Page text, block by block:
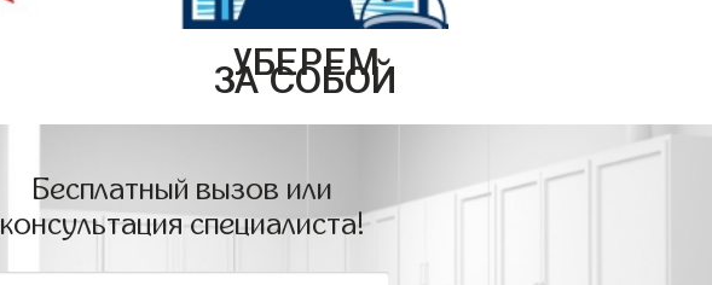
УБЕРЕМ
ЗА СОБОЙ
Бесплатный вызов или
консультация специалиста!